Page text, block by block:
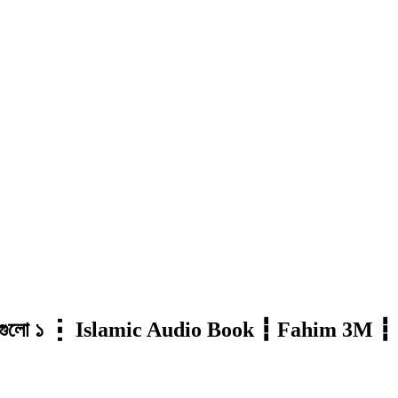
১ ┇ Islamic Audio Book ┇ Fahim 3M ┇